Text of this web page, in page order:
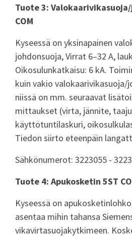
Tuote 3:
COM
Kyseessä on yksinapainen
johdonsuoja, Virrat 6–32 A,
Oikosulunkatkaisu: 6 kA.
kuin vakio
niissä on mm. seuraavat
mittaukset (virta, jännite,
käyttötuntilaskuri,
Tiedon siirto eteenpäin
Sähkönumerot: 3223055 -
Tuote 4: Apukosketin 5ST
Kyseessä on
asentaa mihin tahansa
vikavirtasuojakytkimeen.